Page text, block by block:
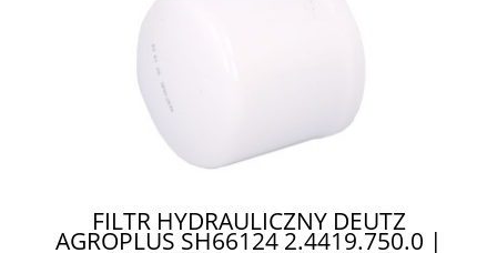
FILTR HYDRAULICZNY DEUTZ
AGROPLUS SH66124 2.4419.750.0 |